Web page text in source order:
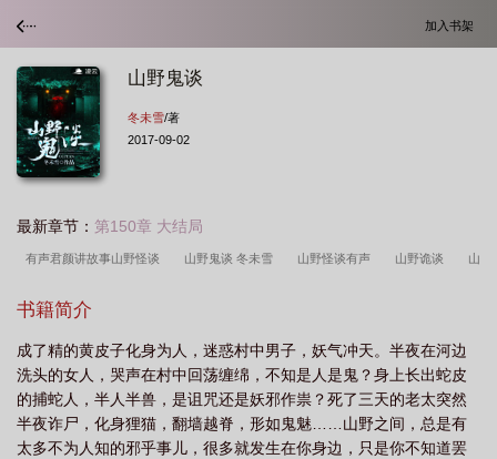
加入书架
山野鬼谈
冬未雪/著
2017-09-02
最新章节： 第150章 大结局
有声君颜讲故事山野怪谈 山野鬼谈 冬未雪 山野怪谈有声 山野诡谈 山
怪谈免费阅读
鬼 山鬼与野兽油画作品 山野怪谈 山野鬼事3重生 山野怪谈免费
书籍简介
成了精的黄皮子化身为人，迷惑村中男子，妖气冲天。半夜在河边
洗头的女人，哭声在村中回荡缠绵，不知是人是鬼？身上长出蛇皮
的捕蛇人，半人半兽，是诅咒还是妖邪作祟？死了三天的老太突然
半夜诈尸，化身狸猫，翻墙越脊，形如鬼魅……山野之间，总是有
太多不为人知的邪乎事儿，很多就发生在你身边，只是你不知道罢